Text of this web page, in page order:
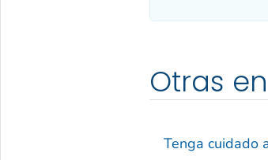
Otras
Tenga cuidado